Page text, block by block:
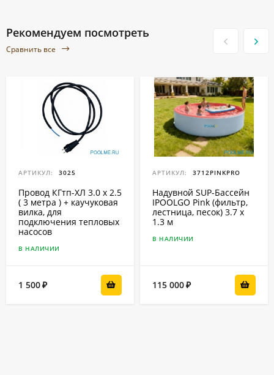
Рекомендуем посмотреть
Сравнить все
АРТИКУЛ: 3025
Провод КГтп-ХЛ 3.0 x 2.5
( 3 метра ) + каучуковая
вилка, для
подключения тепловых
насосов
В НАЛИЧИИ
1 500₽
АРТИКУЛ: 3712PINKPRO
Надувной SUP-Бассейн
IPOOLGO Pink (фильтр,
лестница, песок) 3.7 x
1.3 м
В НАЛИЧИИ
115 000₽